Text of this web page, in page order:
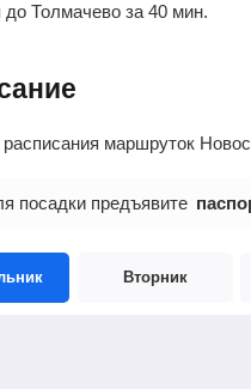
до Толмачево за 40 мин.
маршруток
посадки предъявите
Вторник